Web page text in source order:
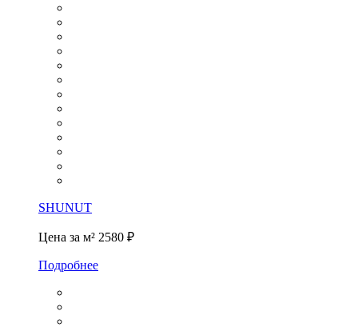
SHUNUT
Цена за м² 2580 ₽
Подробнее